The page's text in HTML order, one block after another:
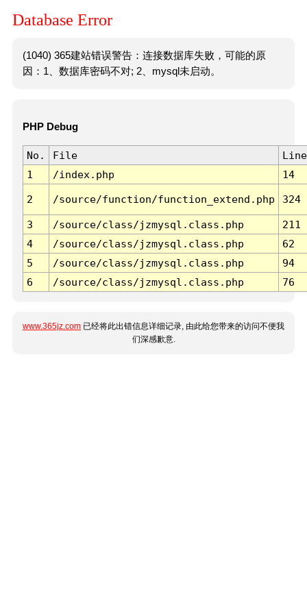
Database Error
(1040) 365建站错误警告：连接数据库失败，可能的原
因：1、数据库密码不对; 2、mysql未启动。
PHP Debug
No. File
Line
1
/index.php 14
2 /source/function/function_extend.php 324
3 /source/class/jzmysql.class.php
211
4
/source/class/jzmysql.class.php
62
5
/source/class/jzmysql.class.php
94
6
/source/class/jzmysql.class.php 76
www.365jz.com 已经将此出错信息详细记录, 由此给您带来的访问不便我
们深感歉意.